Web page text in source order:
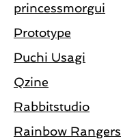
princessmorgui
Prototype
Puchi Usagi
Qzine
Rabbitstudio
Rainbow Rangers